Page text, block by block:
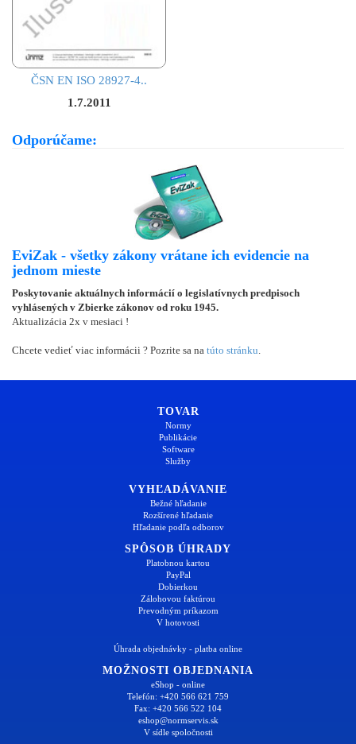
ČSN EN ISO 28927-4..
1.7.2011
Odporúčame:
EviZak - všetky zákony vrátane ich evidencie na
jednom mieste
Poskytovanie aktuálnych informácií o legislatívnych predpisoch
vyhlásených v Zbierke zákonov od roku 1945.
Aktualizácia 2x v mesiaci !
Chcete vedieť viac informácii ? Pozrite sa na túto stránku
TOVAR
Normy
Publikácie
Software
Služby
VYHĽADÁVANIE
Bežné hľadanie
Rozšírené hľadanie
Hľadanie podľa odborov
SPÔSOB ÚHRADY
Platobnou kartou
PayPal
Dobierkou
Zálohovou faktúrou
Prevodným príkazom
V hotovosti
Úhrada objednávky - platba online
MOŽNOSTI OBJEDNANIA
eShop - online
Telefón: +420 566 621 759
Fax: +420 566 522 104
eshop@normservis.sk
V sídle spoločnosti